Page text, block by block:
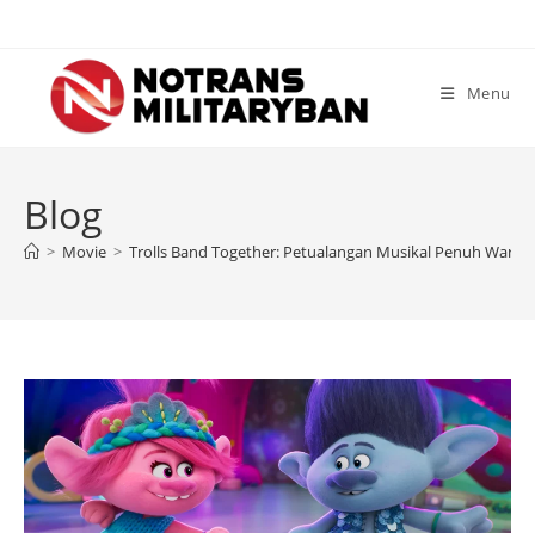
content
Menu
Blog
> Movie > Trolls Band Together: Petualangan Musikal Penuh